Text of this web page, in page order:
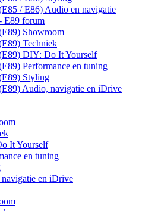
/ E86) Audio en navigatie
forum
Showroom
Techniek
DIY: Do It Yourself
Performance en tuning
Styling
Audio, navigatie en iDrive
It Yourself
en tuning
en iDrive